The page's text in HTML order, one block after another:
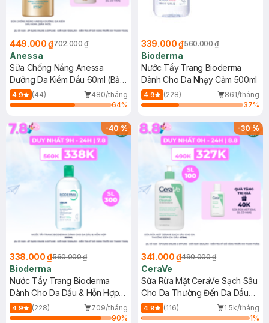
449.000 ₫702.000 ₫
Anessa
Sữa Chống Nắng Anessa
Dưỡng Da Kiềm Dầu 60ml (Bản
Mới)
4.9 (44)
480/tháng
64%
339.000 ₫560.000 ₫
Bioderma
Nước Tẩy Trang Bioderma
Dành Cho Da Nhạy Cảm 500ml
4.9 (228)
861/tháng
37%
-40%
338.000 ₫560.000 ₫
Bioderma
Nước Tẩy Trang Bioderma
Dành Cho Da Dầu & Hỗn Hợp
500ml
4.9 (228)
709/tháng
90%
-30%
341.000 ₫490.000 ₫
CeraVe
Sữa Rửa Mặt CeraVe Sạch Sâu
Cho Da Thường Đến Da Dầu
473ml
4.9 (116)
1.5k/tháng
1%